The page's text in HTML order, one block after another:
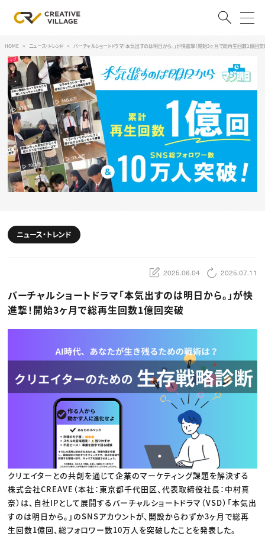
ログイン 会員登録
RECRUIT
クリエイター求人を探す
CREATIVE JOB求人検索
特集求人
採用説明会
転職支援サービス
CONTENTS
スキルアップしたい！ トップ
デザイン
プログラミング
ディレクション
業界解説・キャリア事情
お役立ち基礎知識
アプリクリエイター
ゲームクリエイター
映像クリエイター
マーケッター
クリエイターインタビュー
ニュース・トレンド
ニュース・トレンド トップ
ゲーム・エンタメ
出版
CREATIVE VILLAGEからのお知らせ
プロフェッショナル×つながる×メディア
HOME ニュース・トレンド バーチャルショートドラマ「本気出すのは明日から。」が快進撃！開始3ヶ月で総再生回数1億回
ニュース・トレンド
2025.06.04 2025.07.11
バーチャルショートドラマ「本気出すのは明日から。」が快
進撃！開始3ヶ月で総再生回数1億回突破
クリエイターとの共創を通じて企業のマーケティング課題を解決する
株式会社CREAVE（本社：東京都千代田区、代表取締役社長：中村真
奈）は、自社IPとして展開するバーチャルショートドラマ（VSD）「本気出
すのは明日から。」のSNSアカウントが、開設からわずか3ヶ月で総再
生回数1億回、総フォロワー数10万人を突破したことを発表した。